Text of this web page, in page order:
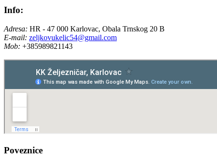
Info:
Adresa: HR - 47 000 Karlovac, Obala Trnskog 20 B
E-mail: zeljkovukelic54@gmail.com
Mob: +385989821143
Poveznice